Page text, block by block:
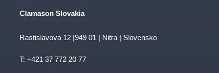
Clamason Slovakia
Rastislavova 12 |949 01 | Nitra | Slovensko
T: +421 37 772 20 77